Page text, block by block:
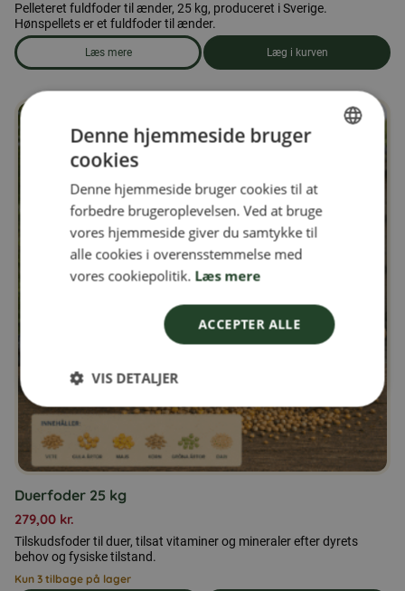
Pelleteret fuldfoder til ænder, 25 kg, produceret i Sverige.
Hønspellets er et fuldfoder til ænder.
Læs mere
om produkten Andefoder, piller 25 kg
Læg i kurven
Duerfoder 25 kg
279,00 kr.
Tilskudsfoder til duer, tilsat vitaminer og mineraler efter dyrets
behov og fysiske tilstand.
Kun 3 tilbage på lager
FINNISH
DANISH
NORWEGIAN
Denne hjemmeside bruger
cookies
Denne hjemmeside bruger cookies til at
forbedre brugeroplevelsen. Ved at bruge
vores hjemmeside giver du samtykke til
alle cookies i overensstemmelse med
vores cookiepolitik. Læs mere
ACCEPTER ALLE
VIS DETALJER